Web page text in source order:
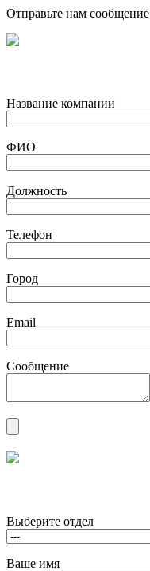
Отправьте нам сообщение
Название компании
ФИО
Должность
Телефон
Город
Email
Сообщение
Выберите отдел
Ваше имя